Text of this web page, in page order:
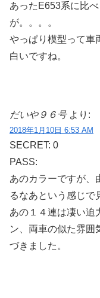
あったE653系に比
が。。。。
やっぱり模型って車
白いですね。
だいや９６号 より:
2018年1月10日 6:53 AM
SECRET: 0
PASS:
あのカラーですが、
るなあという感じで
あの１４連は凄い迫
ン、両車の似た雰囲
づきました。